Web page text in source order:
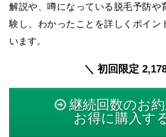
解説や、噂になっている脱毛予防や
験し、わかったことを詳しくポイン
います。
＼ 初回限定
継続回数のお
お得に購入す